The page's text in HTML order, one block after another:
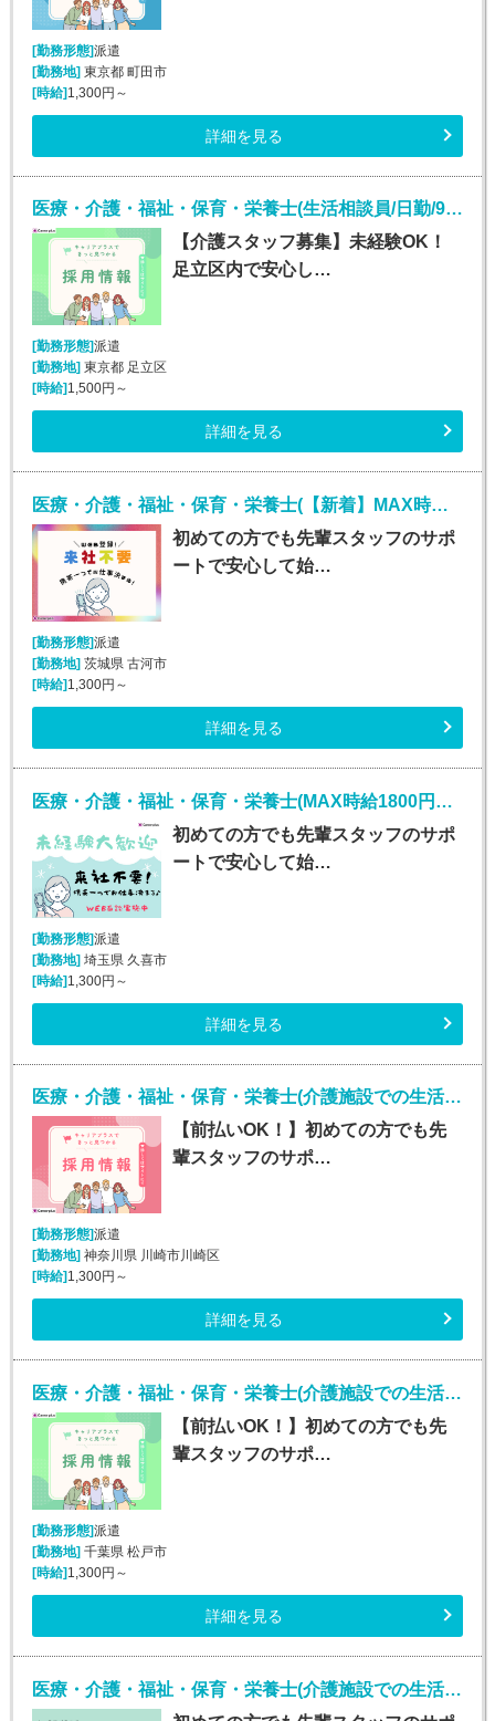
[勤務形態]派遣
[勤務地]東京都 町田市
[時給]1,300円～
詳細を見る
医療・介護・福祉・保育・栄養士(生活相談員/日勤/9:00～18:00)
【介護スタッフ募集】未経験OK！
足立区内で安心し…
[勤務形態]派遣
[勤務地] 東京都 足立区
[時給] 1,500円～
詳細を見る
医療・介護・福祉・保育・栄養士(【新着】MAX時給1800円！介護施設での生活介助)
初めての方でも先輩スタッフのサポ
ートで安心して始…
[勤務形態]派遣
[勤務地] 茨城県 古河市
[時給] 1,300円～
詳細を見る
医療・介護・福祉・保育・栄養士(MAX時給1800円！介護施設での生活介助)
初めての方でも先輩スタッフのサポ
ートで安心して始…
[勤務形態]派遣
[勤務地]埼玉県 久喜市
[時給]1,300円～
詳細を見る
医療・介護・福祉・保育・栄養士(介護施設での生活介助(介護スタッフ)/川崎)
【前払いOK！】初めての方でも先
輩スタッフのサポ…
[勤務形態]派遣
[勤務地] 神奈川県 川崎市川崎区
[時給] 1,300円～
詳細を見る
医療・介護・福祉・保育・栄養士(介護施設での生活介助(介護スタッフ)/松戸)
【前払いOK！】初めての方でも先
輩スタッフのサポ…
[勤務形態]派遣
[勤務地] 千葉県 松戸市
[時給] 1,300円～
詳細を見る
医療・介護・福祉・保育・栄養士(介護施設での生活介助(介護スタッフ)/小山)